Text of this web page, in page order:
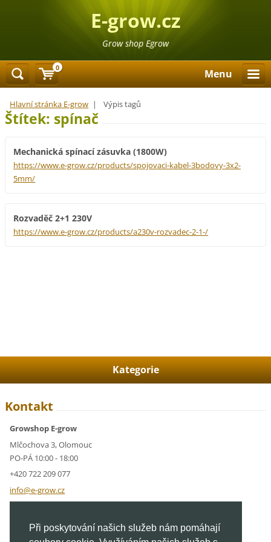
Při poskytování našich služeb nám pomáhají
E-grow.cz
Grow shop Egrow
Menu
Hlavní stránka E-grow | Výpis tagů
Štítek: spínač
Mechanická spínací zásuvka (1800W)
https://www.e-grow.cz/products/spojovaci-kabel-3bodovy-3x2-
5mm/
Rozvaděč 2+1 230V
https://www.e-grow.cz/products/a230v-rozvadec-2-1-/
Kategorie
Kontakt
Growshop E-grow
Mlčochova 3, Olomouc
PO-PÁ 10:00 - 18:00
+420 722 209 077
info@e-grow.cz
IČ: 05928591
DIČ: CZ05928591
0